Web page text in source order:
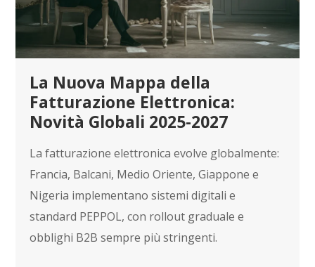
La Nuova Mappa della
Fatturazione Elettronica:
Novità Globali 2025-2027
La fatturazione elettronica evolve globalmente:
Francia, Balcani, Medio Oriente, Giappone e
Nigeria implementano sistemi digitali e
standard PEPPOL, con rollout graduale e
obblighi B2B sempre più stringenti.